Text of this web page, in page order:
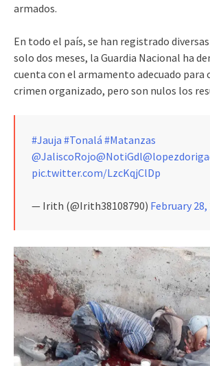
armados.
En todo el país, se han registrado
solo dos meses, la Guardia Nacional ha
cuenta con el armamento adecuado para
crimen organizado, pero son nulos los
#Jauja #Tonalá #Matanzas
@JaliscoRojo@NotiGdl@lopezdoriga
pic.twitter.com/LzcKqjClDp
— Irith (@Irith38108790) February 28,